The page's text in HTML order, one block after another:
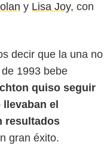
y Lisa Joy, con
decir que la una no
1993 bebe
quiso seguir
el
resultados
gran éxito.